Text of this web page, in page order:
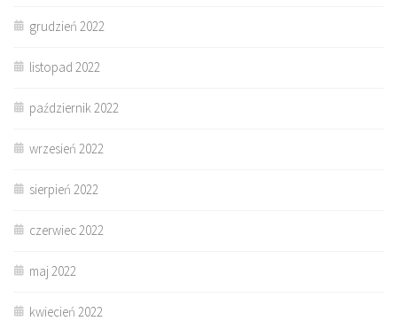
grudzień 2022
listopad 2022
październik 2022
wrzesień 2022
sierpień 2022
czerwiec 2022
maj 2022
kwiecień 2022